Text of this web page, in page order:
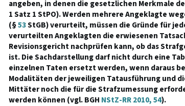
angeben, in denen die gesetzlichen Merkmale
1 Satz 1 StPO). Werden mehrere Angeklagte
(§53StGB) verurteilt, müssen die Gründe für
verurteilten Angeklagten die erwiesenen
Revisionsgericht nachprüfen kann, ob das
ist. Die Sachdarstellung darf nicht durch eine
einzelnen Taten ersetzt werden, wenn daraus
Modalitäten der jeweiligen Tatausführung und
Mittäter noch die für die Strafzumessung
werden können (vgl. BGH NStZ-RR 2010, 54).